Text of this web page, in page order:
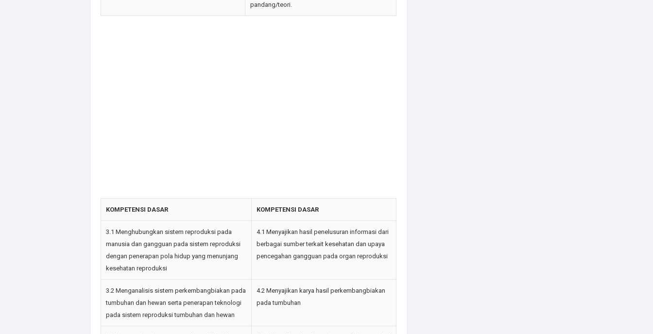
pandang/teori.
KOMPETENSI DASAR KOMPETENSI DASAR
3.1 Menghubungkan sistem reproduksi pada
manusia dan gangguan pada sistem reproduksi
dengan penerapan pola hidup yang menunjang
kesehatan reproduksi
4.1 Menyajikan hasil penelusuran informasi dari
berbagai sumber terkait kesehatan dan upaya
pencegahan gangguan pada organ reproduksi
3.2 Menganalisis sistem perkembangbiakan pada
tumbuhan dan hewan serta penerapan teknologi
pada sistem reproduksi tumbuhan dan hewan
4.2 Menyajikan karya hasil perkembangbiakan
pada tumbuhan